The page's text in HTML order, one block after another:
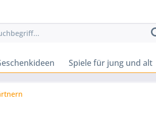
Spiele für jung und alt